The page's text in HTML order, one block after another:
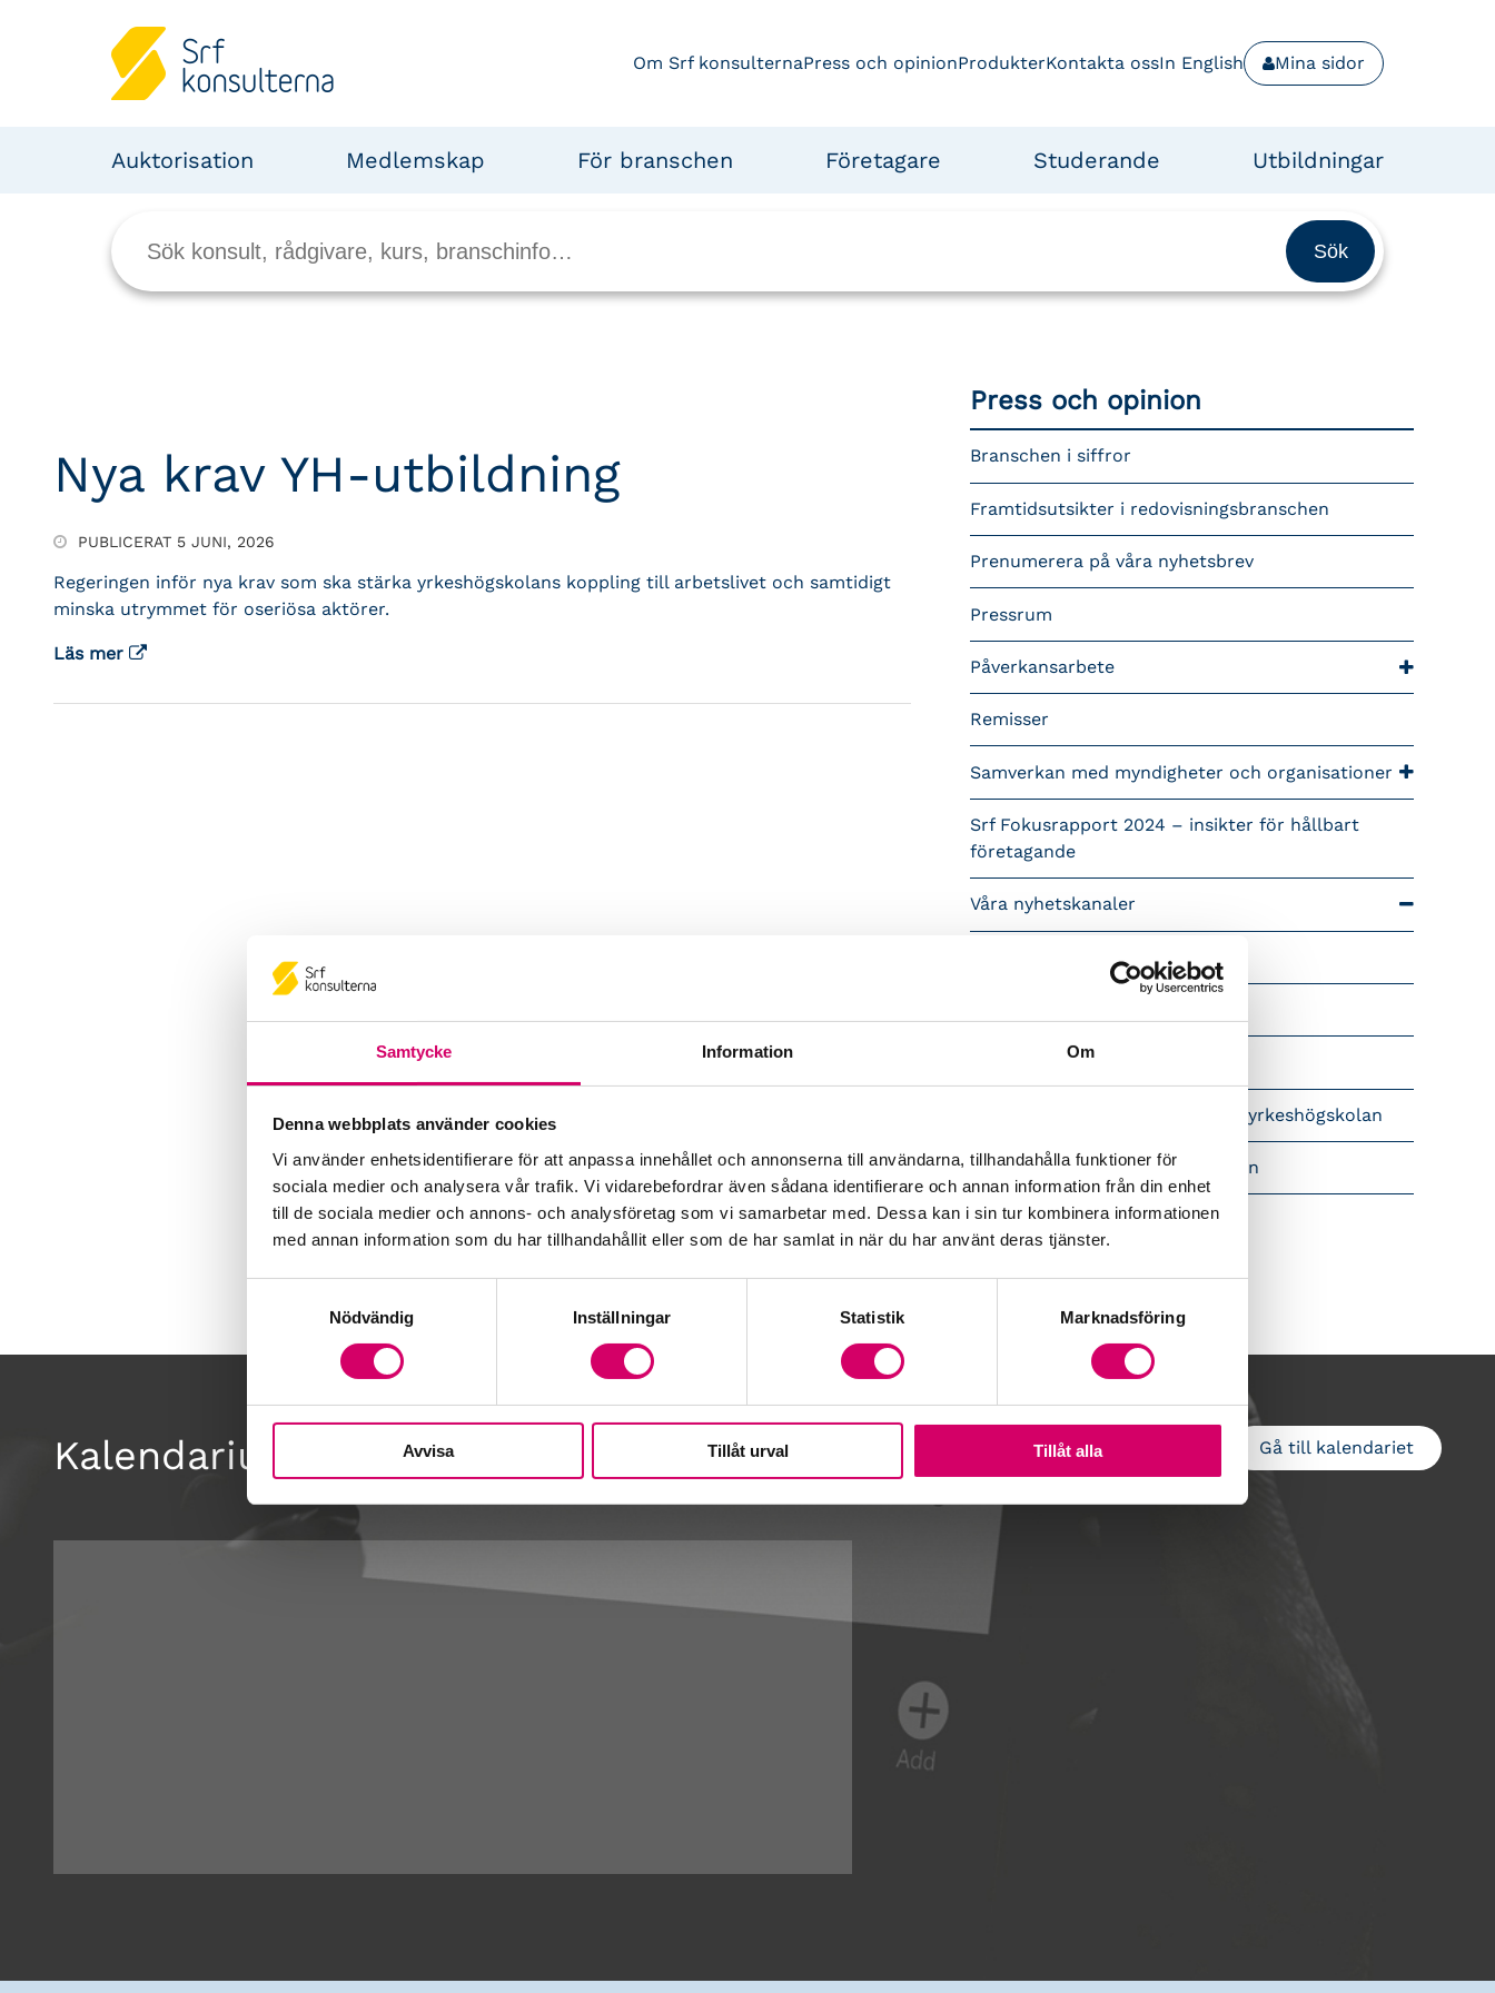
Samtycke Information Om
Denna webbplats använder cookies
Vi använder enhetsidentifierare för att anpassa innehållet och annonserna till användarna, tillhandahålla funktioner för
sociala medier och analysera vår trafik. Vi vidarebefordrar även sådana identifierare och annan information från din enhet
till de sociala medier och annons- och analysföretag som vi samarbetar med. Dessa kan i sin tur kombinera informationen
med annan information som du har tillhandahållit eller som de har samlat in när du har använt deras tjänster.
Nödvändig
Inställningar Statistik Marknadsföring
Avvisa Tillåt urval Tillåt alla
Om Srf konsulternaPress och opinionProdukterKontakta ossIn English Mina sidor
Auktorisation Medlemskap För branschen Företagare Studerande Utbildningar
Nya krav YH-utbildning
PUBLICERAT 5 JUNI, 2026
Regeringen inför nya krav som ska stärka yrkeshögskolans koppling till arbetslivet och samtidigt
minska utrymmet för oseriösa aktörer.
Läs mer
Press och opinion
Branschen i siffror
Framtidsutsikter i redovisningsbranschen
Prenumerera på våra nyhetsbrev
Pressrum
Påverkansarbete
Remisser
Samverkan med myndigheter och organisationer
Srf Fokusrapport 2024 – insikter för hållbart
företagande
Våra nyhetskanaler
Tidningen Konsulten
Följ oss i sociala medier
Öppet brev till Myndigheten för yrkeshögskolan
Framtidsutsikter i lönebranschen
Kalendarium Gå till kalendariet
Lägg till i kalender